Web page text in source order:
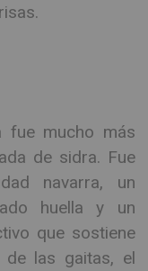
fue mucho más
de sidra. Fue
navarra, un
huella y un
que sostiene
de las gaitas, el